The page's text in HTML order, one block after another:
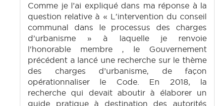
Comme je l’ai expliqué dans ma réponse à la
question relative à « L'intervention du conseil
communal dans le processus des charges
d’urbanisme » à laquelle je renvoie
l'honorable membre , le Gouvernement
précédent a lancé une recherche sur le thème
des charges d’urbanisme, de façon
opérationnaliser le Code. En 2018, la
recherche qui devait aboutir à élaborer un
guide pratique à destination des autorités